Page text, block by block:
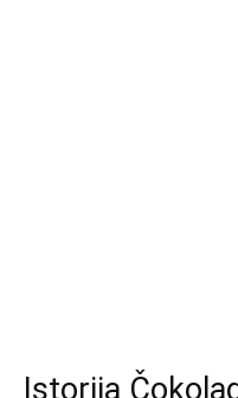
Istorija